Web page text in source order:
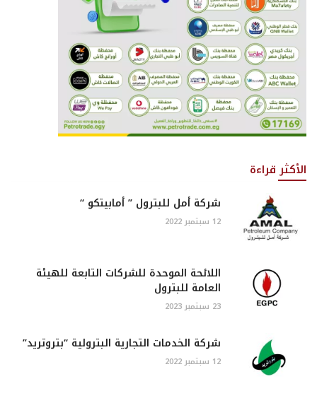
الأكثر قراءة
شركة أمل للبترول ” أمابيتكو “
12 سبتمبر 2022
اللائحة الموحدة للشركات التابعة للهيئة
العامة للبترول
23 سبتمبر 2023
شركة الخدمات التجارية البترولية “بتروتريد”
12 سبتمبر 2022